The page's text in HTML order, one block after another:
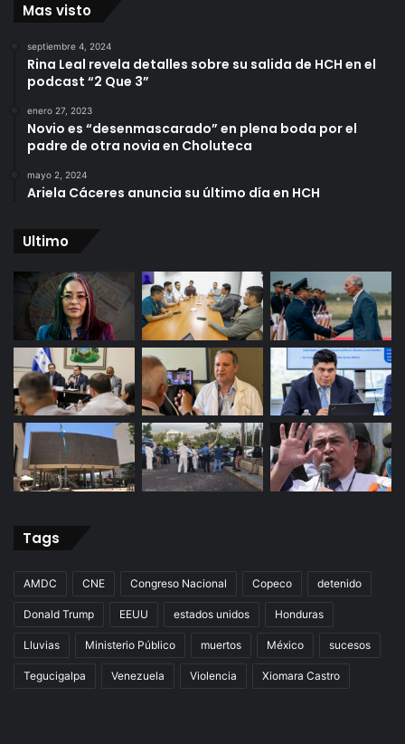
Mas visto
septiembre 4, 2024
Rina Leal revela detalles sobre su salida de HCH en el
podcast “2 Que 3”
enero 27, 2023
Novio es “desenmascarado” en plena boda por el
padre de otra novia en Choluteca
mayo 2, 2024
Ariela Cáceres anuncia su último día en HCH
Ultimo
Tags
AMDC CNE Congreso Nacional Copeco detenido
Donald Trump EEUU estados unidos Honduras
Lluvias Ministerio Público muertos México sucesos
Tegucigalpa Venezuela Violencia Xiomara Castro